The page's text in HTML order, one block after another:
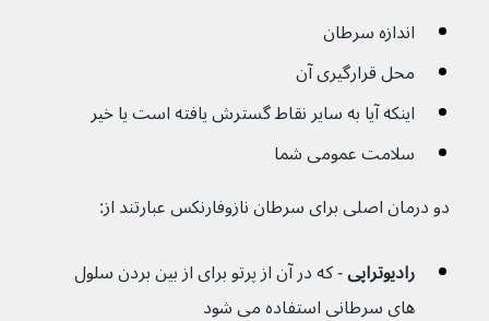
اندازه سرطان
محل قرارگیری آن
اینکه آیا به سایر نقاط گسترش یافته است یا خیر
سلامت عمومی شما
دو درمان اصلی برای سرطان نازوفارنکس عبارتند از:
رادیوتراپی - که در آن از پرتو برای از بین بردن سلول
های سرطانی استفاده می شود